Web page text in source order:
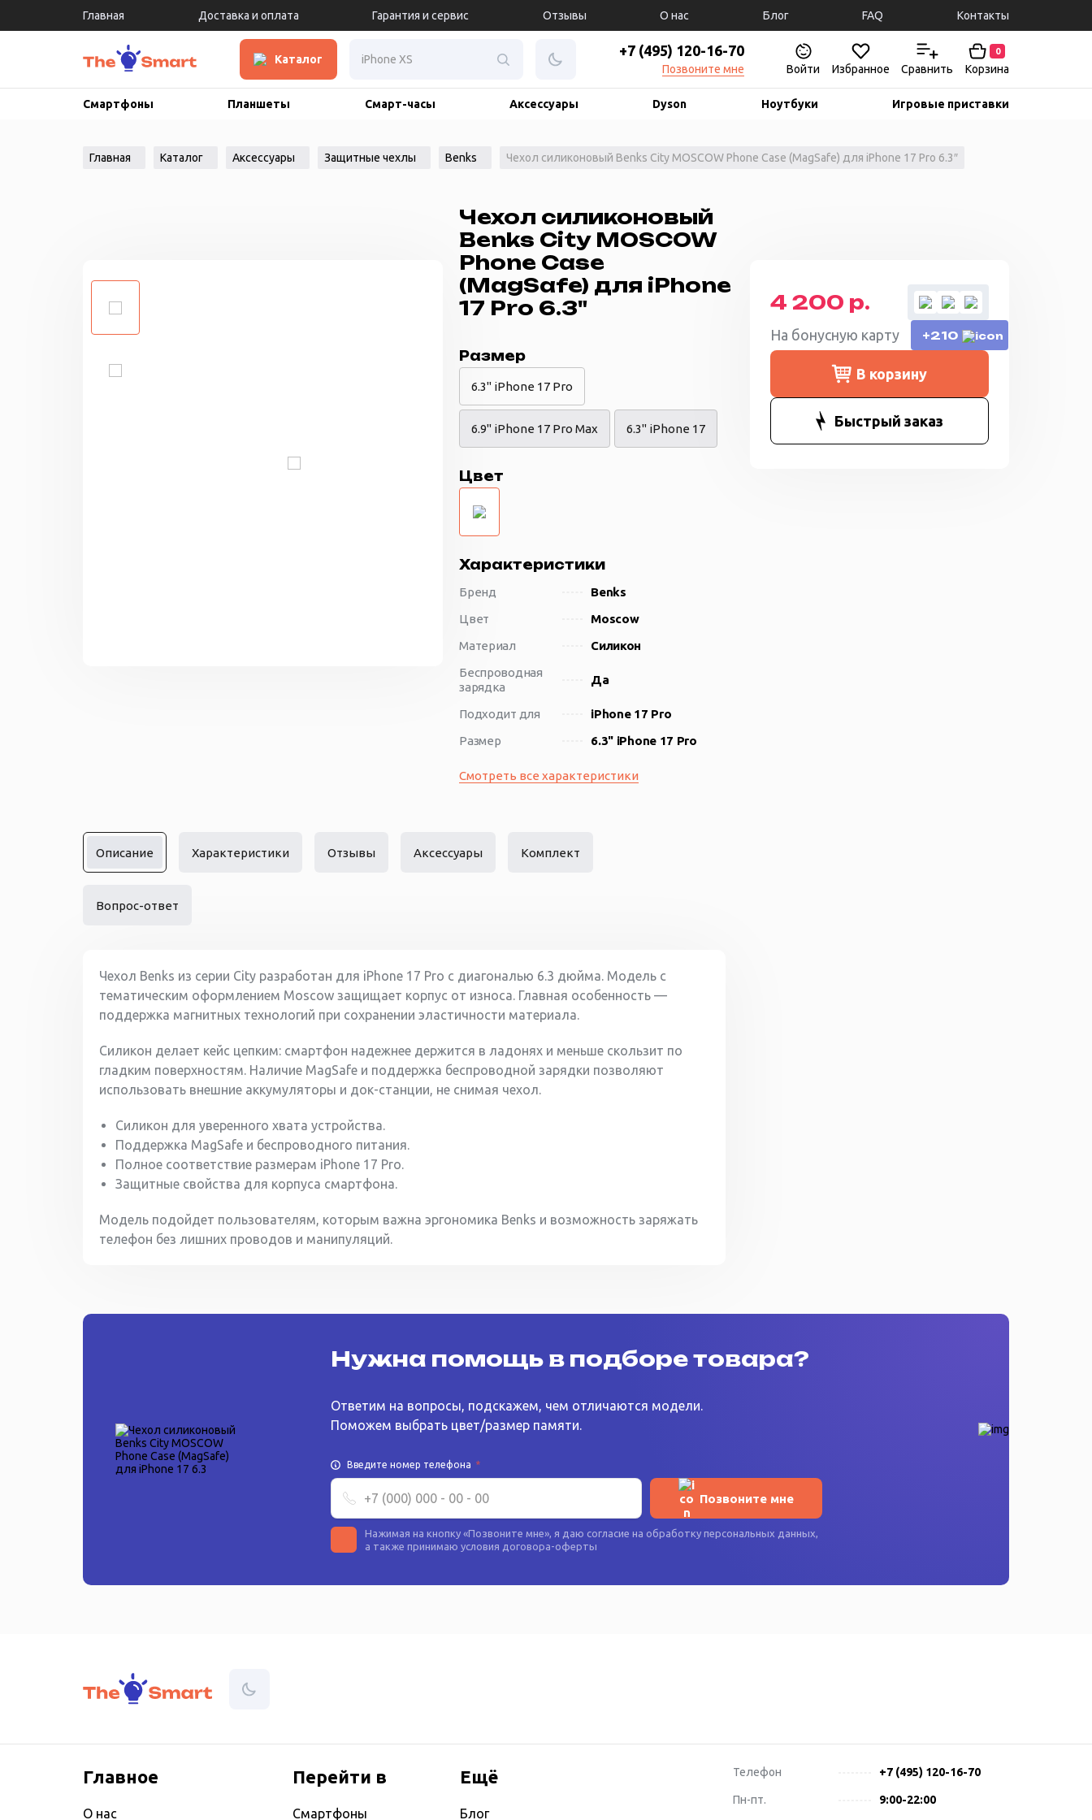
Главная Доставка и оплата Гарантия и сервис Отзывы О нас Блог FAQ Контакты
Каталог
+7 (495) 120-16-70
Позвоните мне Войти Избранное Сравнить
0
Корзина
Смартфоны Планшеты Смарт-часы Аксессуары Dyson Ноутбуки Игровые приставки
Главная Каталог Аксессуары Защитные чехлы Benks Чехол силиконовый Benks City MOSCOW Phone Case (MagSafe) для iPhone 17 Pro 6.3″
Чехол силиконовый
Benks City MOSCOW
Phone Case
(MagSafe) для iPhone
17 Pro 6.3"
Размер
6.3" iPhone 17 Pro
6.9" iPhone 17 Pro Max 6.3" iPhone 17
Цвет
Характеристики
Бренд
Benks
Цвет
Moscow
Материал
Силикон
Беспроводная
зарядка
Да
Подходит для
iPhone 17 Pro
Размер
6.3" iPhone 17 Pro
Смотреть все характеристики
4 200 р.
На бонусную карту +210
В корзину
Быстрый заказ
Описание Характеристики Отзывы Аксессуары Комплект
Вопрос-ответ
Чехол Benks из серии City разработан для iPhone 17 Pro с диагональю 6.3 дюйма. Модель с
тематическим оформлением Moscow защищает корпус от износа. Главная особенность —
поддержка магнитных технологий при сохранении эластичности материала.
Силикон делает кейс цепким: смартфон надежнее держится в ладонях и меньше скользит по
гладким поверхностям. Наличие MagSafe и поддержка беспроводной зарядки позволяют
использовать внешние аккумуляторы и док-станции, не снимая чехол.
Силикон для уверенного хвата устройства.
Поддержка MagSafe и беспроводного питания.
Полное соответствие размерам iPhone 17 Pro.
Защитные свойства для корпуса смартфона.
Модель подойдет пользователям, которым важна эргономика Benks и возможность заряжать
телефон без лишних проводов и манипуляций.
Нужна помощь в подборе товара?
Ответим на вопросы, подскажем, чем отличаются модели.
Поможем выбрать цвет/размер памяти.
Введите номер телефона *
Позвоните мне
Нажимая на кнопку «Позвоните мне», я даю согласие на обработку персональных данных,
а также принимаю условия договора-оферты
Главное
О нас
Перейти в
Смартфоны
Ещё
Блог
Телефон +7 (495) 120-16-70
Пн-пт. 9:00-22:00